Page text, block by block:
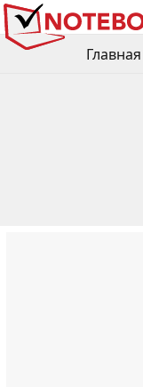
Главная